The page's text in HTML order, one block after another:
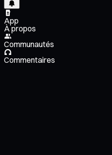
App
À propos
Communautés
Commentaires